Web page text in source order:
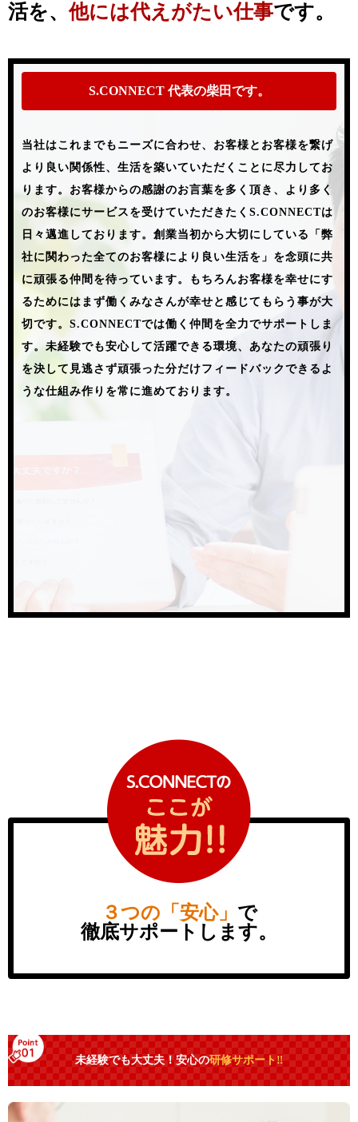
活を、他には代えがたい仕事です。
S.CONNECT 代表の柴田です。
当社はこれまでもニーズに合わせ、お客様とお客様を繋げ
より良い関係性、生活を築いていただくことに尽力してお
ります。 お客様からの感謝のお言葉を多く頂き、より多く
のお客様にサービスを受けていただきたく S.CONNECTは
日々邁進しております。 創業当初から大切にしている「弊
社に関わった全てのお客様により良い生活を」を念頭に共
に頑張る仲間を待っています。
もちろんお客様を幸せにす
るためにはまず働くみなさんが幸せと感じてもらう事が大
切です。 S.CONNECTでは働く仲間を全力でサポートしま
す。 未経験でも安心して活躍できる環境、あなたの頑張り
を決して見逃さず頑張った分だけフィードバックできるよ
うな仕組み作りを常に進めております。
３つの「安心」 で
徹底サポートします。
未経験でも大丈夫！安心の研修サポート‼